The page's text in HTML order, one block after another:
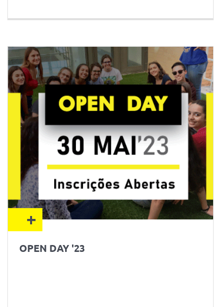
+
OPEN DAY '23